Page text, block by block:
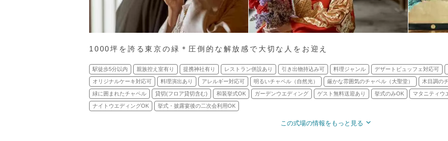
1000坪を誇る東京の緑＊圧倒的な解放感で大切な人をお迎え
駅徒歩5分以内 親族控え室有り 提携神社有り レストラン併設あり 引き出物持込み可 料理ジャンル デザートビュッフェ対応可
オリジナルケーキ対応可 料理演出あり アレルギー対応可 明るいチャペル（自然光） 厳かな雰囲気のチャペル（大聖堂） 木目調の
緑に囲まれたチャペル 貸切(フロア貸切含む) 和装挙式OK ガーデンウエディング ゲスト無料送迎あり 挙式のみOK マタニティウ
ナイトウエディングOK 挙式・披露宴後の二次会利用OK
この式場の情報をもっと見る